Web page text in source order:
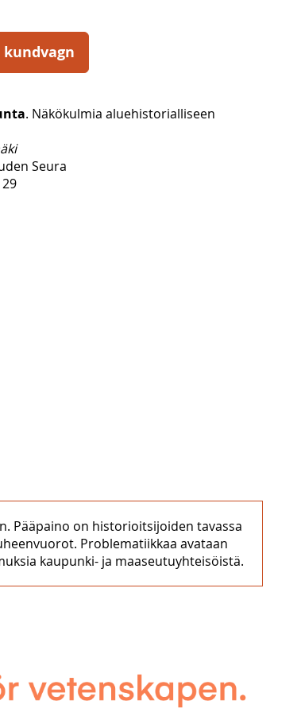
. Näkökulmia aluehistorialliseen
Seura
Pääpaino on historioitsijoiden tavassa
Problematiikkaa avataan
kaupunki- ja maaseutuyhteisöistä.